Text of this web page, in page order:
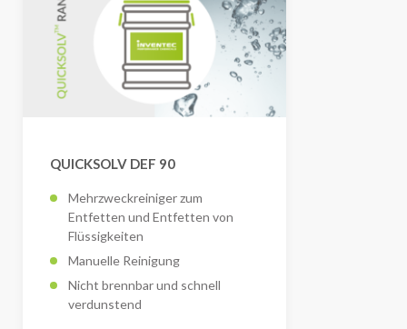
QUICKSOLV DEF 90
Mehrzweckreiniger zum
Entfetten und Entfetten von
Flüssigkeiten
Manuelle Reinigung
Nicht brennbar und schnell
verdunstend